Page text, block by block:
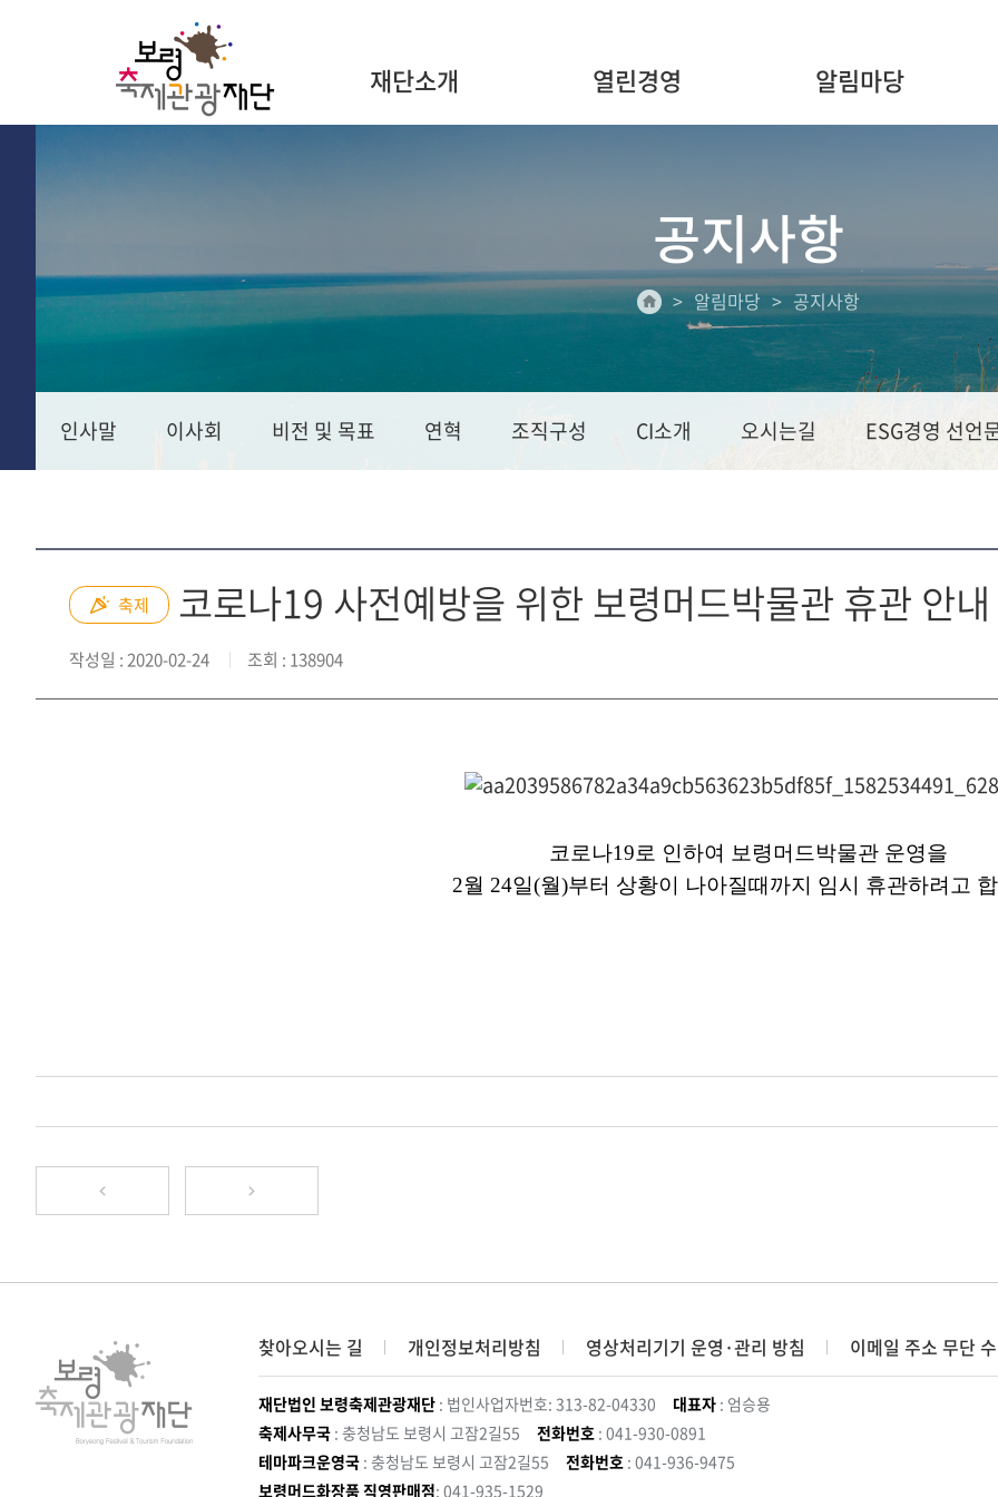
재단소개 열린경영 알림마당
공지사항
알림마당 공지사항
인사말 이사회 비전 및 목표 연혁 조직구성 CI소개 오시는길 ESG경영 선언
축제 코로나19 사전예방을 위한 보령머드박물관 휴관 안내
작성일 : 2020-02-24 조회 : 138904
코로나19로 인하여 보령머드박물관 운영을
2월 24일(월)부터 상황이 나아질때까지 임시 휴관하려고
찾아오시는 길 개인정보처리방침 영상처리기기 운영·관리 방침 이메일 주소 무단
재단법인 보령축제관광재단 : 법인사업자번호: 313-82-04330 대표자 : 엄승용
축제사무국 : 충청남도 보령시 고잠2길55 전화번호 : 041-930-0891
테마파크운영국 : 충청남도 보령시 고잠2길55 전화번호 : 041-936-9475
보령머드화장품 직영판매점: 041-935-1529